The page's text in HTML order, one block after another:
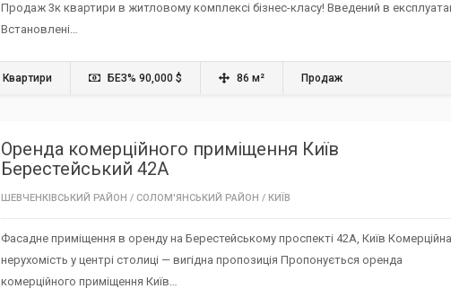
Продаж 3к квартири в житловому комплексі бізнес-класу! Введений в
Встановлені…
Квартири БЕЗ% 90,000 $ 86 м² Продаж
Оренда комерційного приміщення Київ
Берестейський 42А
ШЕВЧЕНКІВСЬКИЙ РАЙОН / СОЛОМ'ЯНСЬКИЙ РАЙОН‎ / КИЇВ
Фасадне приміщення в оренду на Берестейському проспекті 42А, Київ Комерційна
нерухомість у центрі столиці — вигідна пропозиція Пропонується оренда
комерційного приміщення Київ…